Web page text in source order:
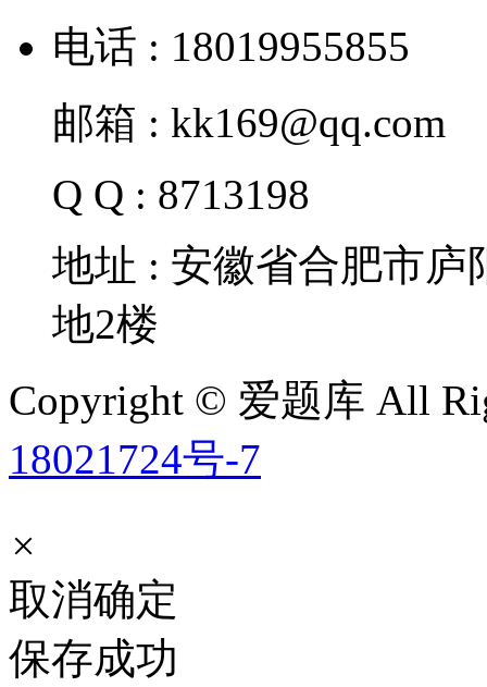
电话 : 18019955855
邮箱 : kk169@qq.com
Q Q : 8713198
地址 : 安徽省合肥市
地2楼
Copyright © 爱题库 All
18021724号-7
×
取消确定
保存成功